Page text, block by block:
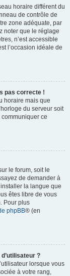
horaire différent du
de contrôle de
zone adéquate, par
noter que le réglage
n’est accessible
l’occasion idéale de
pas correcte !
horaire mais que
du serveur soit
ce
le forum, soit le
de demander à
la langue que
êtes libre de vous
Pour plus
phpBB® (en
?
lorsque vous
à votre rang,